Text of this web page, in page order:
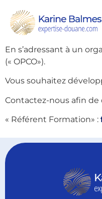
Cette reconnaissance
Autre intérêt pour ces
En s’adressant à un
(« OPCO»).
Vous souhaitez
Contactez-nous afin de
« Référent Formation» :